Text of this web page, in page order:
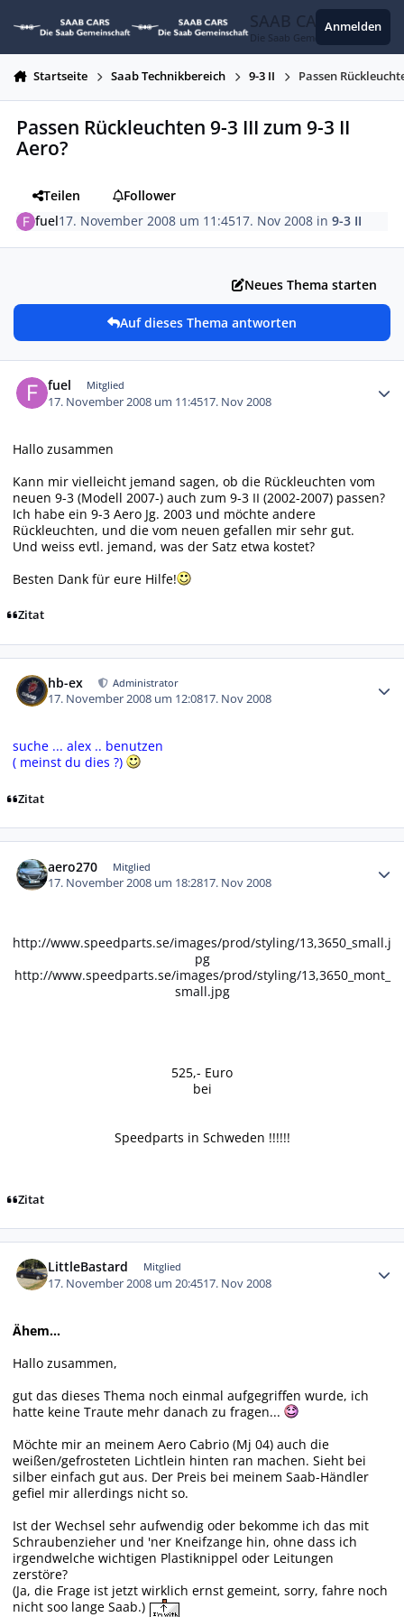
SAAB CARS
Die Saab Gemeinschaft
Anmelden
Startseite Saab Technikbereich 9-3 II Passen
Passen Rückleuchten 9-3 III zum 9-3 II
Aero?
Teilen
Follower
fuel17. November 2008 um 11:4517. Nov 2008 in9-3 II
Neues Thema starten
Auf dieses Thema antworten
fuel Mitglied
17. November 2008 um 11:4517. Nov 2008
Hallo zusammen
Kann mir vielleicht jemand sagen, ob die Rückleuchten vom
neuen 9-3 (Modell 2007-) auch zum 9-3 II (2002-2007) passen?
Ich habe ein 9-3 Aero Jg. 2003 und möchte andere
Rückleuchten, und die vom neuen gefallen mir sehr gut.
Und weiss evtl. jemand, was der Satz etwa kostet?
Besten Dank für eure Hilfe!
Zitat
hb-ex Administrator
17. November 2008 um 12:0817. Nov 2008
suche ... alex .. benutzen
( meinst du dies ?)
Zitat
aero270 Mitglied
17. November 2008 um 18:2817. Nov 2008
http://www.speedparts.se/images/prod/styling/13,3650_small.j
pg
http://www.speedparts.se/images/prod/styling/13,3650_mont_
small.jpg
525,- Euro
bei
Speedparts in Schweden !!!!!!
Zitat
LittleBastard Mitglied
17. November 2008 um 20:4517. Nov 2008
Ähem...
Hallo zusammen,
gut das dieses Thema noch einmal aufgegriffen wurde, ich
hatte keine Traute mehr danach zu fragen...
Möchte mir an meinem Aero Cabrio (Mj 04) auch die
weißen/gefrosteten Lichtlein hinten ran machen. Sieht bei
silber einfach gut aus. Der Preis bei meinem Saab-Händler
gefiel mir allerdings nicht so.
Ist der Wechsel sehr aufwendig oder bekomme ich das mit
Schraubenzieher und 'ner Kneifzange hin, ohne dass ich
irgendwelche wichtigen Plastiknippel oder Leitungen
zerstöre?
(Ja, die Frage ist jetzt wirklich ernst gemeint, sorry, fahre noch
nicht soo lange Saab.)